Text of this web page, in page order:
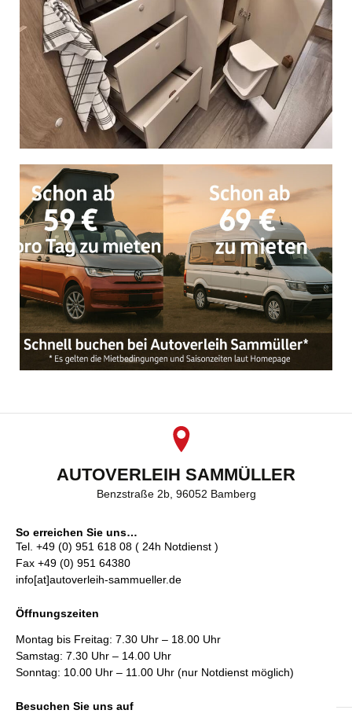
AUTOVERLEIH SAMMÜLLER
Benzstraße 2b, 96052 Bamberg
So erreichen Sie uns…
Tel. +49 (0) 951 618 08 ( 24h Notdienst )
Fax +49 (0) 951 64380
info[at]autoverleih-sammueller.de
Öffnungszeiten
Montag bis Freitag: 7.30 Uhr – 18.00 Uhr
Samstag: 7.30 Uhr – 14.00 Uhr
Sonntag: 10.00 Uhr – 11.00 Uhr (nur Notdienst möglich)
Besuchen Sie uns auf